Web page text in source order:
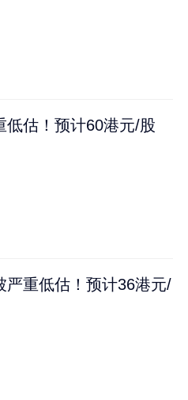
低估！预计60港元/股
严重低估！预计36港元/